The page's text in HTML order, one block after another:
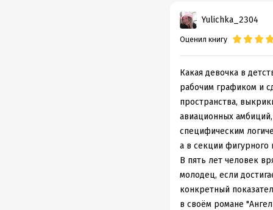
Yulichka_2304
Оценил книгу
Какая девочка в
рабочим графиком и
пространства,
авиационных
специфическим
а в секции фигурного
В пять лет человек
молодец, если
конкретный
в своём романе